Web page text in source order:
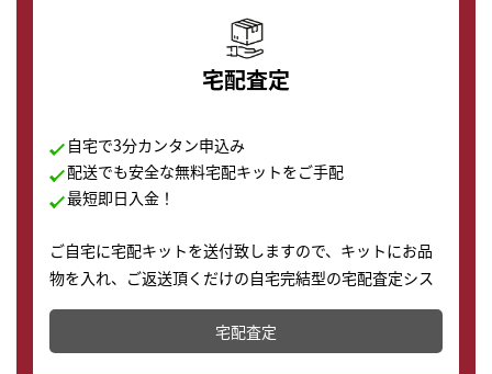
宅配査定
自宅で3分カンタン申込み
配送でも安全な無料宅配キットをご手配
最短即日入金！
ご自宅に宅配キットを送付致しますので、キットにお品
物を入れ、ご返送頂くだけの自宅完結型の宅配査定シス
テムです。
配送でも簡単&安全に査定・買取に出すことが可能で
す。
宅配査定